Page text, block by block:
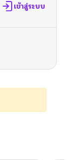
เข้าสู่ระบบ